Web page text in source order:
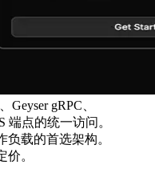
Geyser gRPC、
端点的统一访问。
载的首选架构。
。